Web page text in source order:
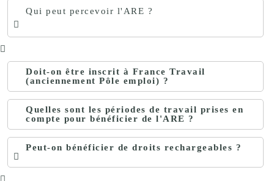
Qui peut percevoir l'ARE ?
Doit-on être inscrit à France Travail
(anciennement Pôle emploi) ?
Quelles sont les périodes de travail prises en
compte pour bénéficier de l'ARE ?
Peut-on bénéficier de droits rechargeables ?